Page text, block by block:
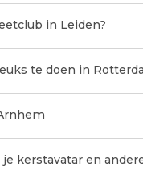
in Leiden?
te doen in
kerstavatar en